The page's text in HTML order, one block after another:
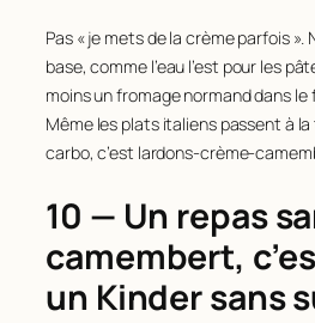
Pas « je mets de la crème parfois ».
base, comme l’eau l’est pour les
moins un fromage normand dans le
Même les plats italiens passent à
carbo, c’est lardons-crème-
10 — Un repas
camembert,
un Kinder sans